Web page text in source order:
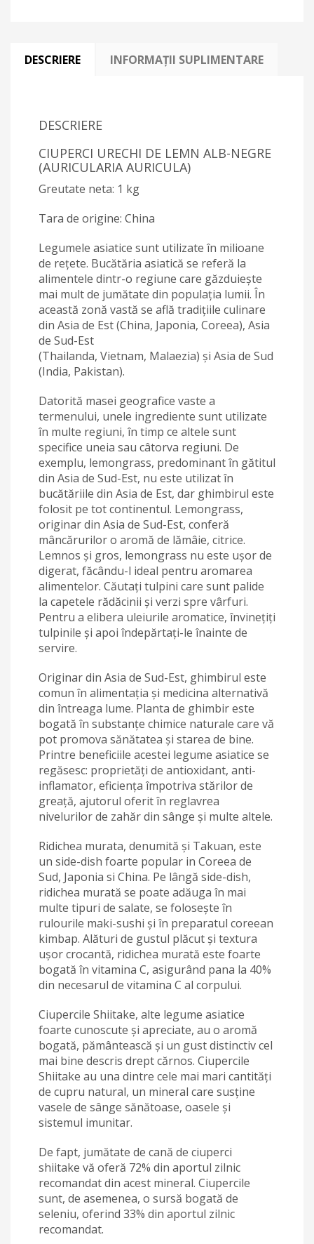
DESCRIERE INFORMAȚII SUPLIMENTARE
DESCRIERE
CIUPERCI URECHI DE LEMN ALB-NEGRE
(AURICULARIA AURICULA)
Greutate neta: 1 kg
Tara de origine: China
Legumele asiatice sunt utilizate în milioane
de rețete. Bucătăria asiatică se referă la
alimentele dintr-o regiune care găzduiește
mai mult de jumătate din populația lumii. În
această zonă vastă se află tradițiile culinare
din Asia de Est (China, Japonia, Coreea), Asia
de Sud-Est
(Thailanda, Vietnam, Malaezia) și Asia de Sud
(India, Pakistan).
Datorită masei geografice vaste a
termenului, unele ingrediente sunt utilizate
în multe regiuni, în timp ce altele sunt
specifice uneia sau câtorva regiuni. De
exemplu, lemongrass, predominant în gătitul
din Asia de Sud-Est, nu este utilizat în
bucătăriile din Asia de Est, dar ghimbirul este
folosit pe tot continentul. Lemongrass,
originar din Asia de Sud-Est, conferă
mâncărurilor o aromă de lămâie, citrice.
Lemnos și gros, lemongrass nu este ușor de
digerat, făcându-l ideal pentru aromarea
alimentelor. Căutați tulpini care sunt palide
la capetele rădăcinii și verzi spre vârfuri.
Pentru a elibera uleiurile aromatice, învinețiți
tulpinile și apoi îndepărtați-le înainte de
servire.
Originar din Asia de Sud-Est, ghimbirul este
comun în alimentația și medicina alternativă
din întreaga lume. Planta de ghimbir este
bogată în substanțe chimice naturale care vă
pot promova sănătatea și starea de bine.
Printre beneficiile acestei legume asiatice se
regăsesc: proprietăți de antioxidant, anti-
inflamator, eficiența împotriva stărilor de
greață, ajutorul oferit în reglavrea
nivelurilor de zahăr din sânge și multe altele.
Ridichea murata, denumită și Takuan, este
un side-dish foarte popular in Coreea de
Sud, Japonia si China. Pe lângă side-dish,
ridichea murată se poate adăuga în mai
multe tipuri de salate, se folosește în
rulourile maki-sushi și în preparatul coreean
kimbap. Alături de gustul plăcut și textura
ușor crocantă, ridichea murată este foarte
bogată în vitamina C, asigurând pana la 40%
din necesarul de vitamina C al corpului.
Ciupercile Shiitake, alte legume asiatice
foarte cunoscute și apreciate, au o aromă
bogată, pământească și un gust distinctiv cel
mai bine descris drept cărnos. Ciupercile
Shiitake au una dintre cele mai mari cantități
de cupru natural, un mineral care susține
vasele de sânge sănătoase, oasele și
sistemul imunitar.
De fapt, jumătate de cană de ciuperci
shiitake vă oferă 72% din aportul zilnic
recomandat din acest mineral. Ciupercile
sunt, de asemenea, o sursă bogată de
seleniu, oferind 33% din aportul zilnic
recomandat.